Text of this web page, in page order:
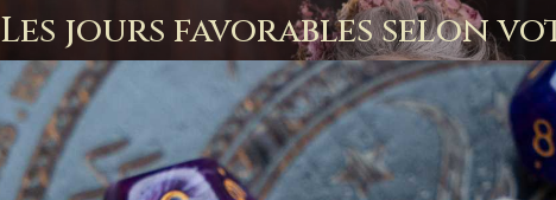
Les jours favorables selon